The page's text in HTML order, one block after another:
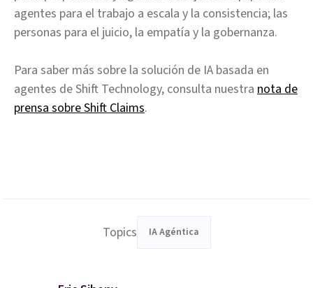
agentes para el trabajo a escala y la consistencia; las
personas para el juicio, la empatía y la gobernanza.
Para saber más sobre la solución de IA basada en
agentes de Shift Technology, consulta nuestra nota de
prensa sobre Shift Claims.
Topics IA Agéntica